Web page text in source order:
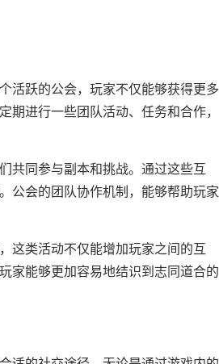
活跃的公会，玩家不仅能够获得更多
期进行一些团队活动、任务和合作，
共同参与副本和挑战。通过这些互
公会的团队协作机制，能够帮助玩家
这类活动不仅能增加玩家之间的互
家能够更加容易地结识到志同道合的